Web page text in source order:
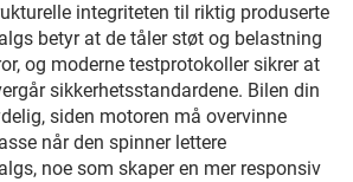
integriteten til riktig produserte
betyr at de tåler støt og belastning
og moderne testprotokoller sikrer at
sikkerhetsstandardene. Bilen din
siden motoren må overvinne
når den spinner lettere
noe som skaper en mer responsiv